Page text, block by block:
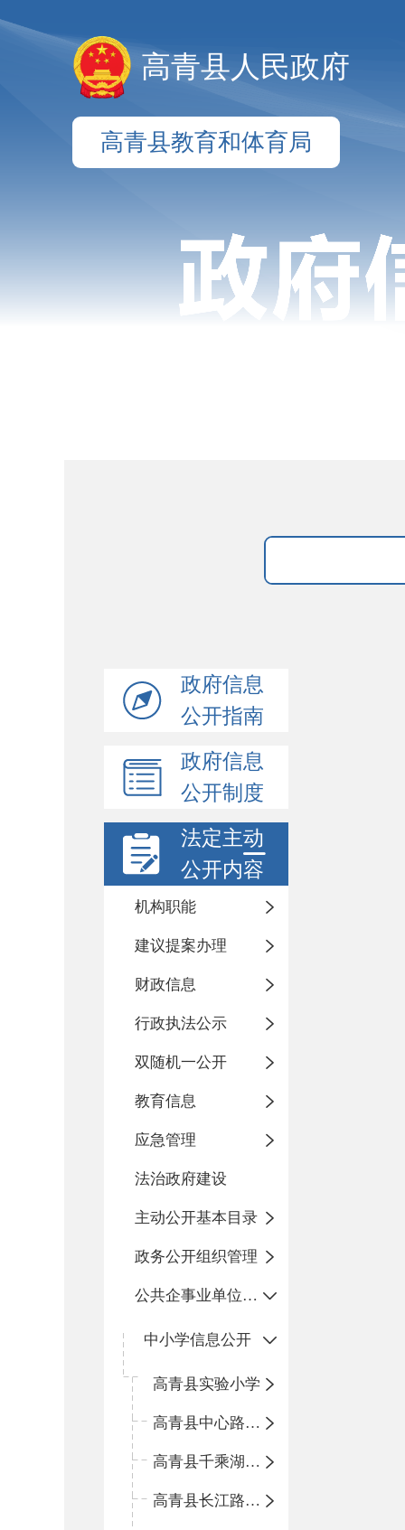
高青县人民政府
高青县教育和体育局
政府信息
公开指南
政府信息
公开制度
法定主动
公开内容
机构职能
建议提案办理
财政信息
行政执法公示
双随机一公开
教育信息
应急管理
法治政府建设
主动公开基本目录
政务公开组织管理
公共企事业单位信息公开
中小学信息公开
高青县实验小学
高青县中心路小学
高青县千乘湖小学
高青县长江路小学